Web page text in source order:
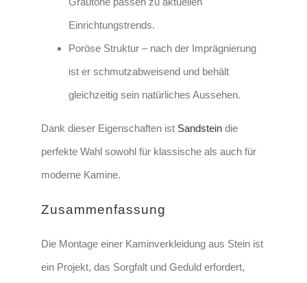
Einrichtungstrends.
Poröse Struktur – nach der Imprägnierung
ist er schmutzabweisend und behält
gleichzeitig sein natürliches Aussehen.
Dank dieser Eigenschaften ist Sandstein die
perfekte Wahl sowohl für klassische als auch für
moderne Kamine.
Zusammenfassung
Die Montage einer Kaminverkleidung aus Stein ist
ein Projekt, das Sorgfalt und Geduld erfordert,